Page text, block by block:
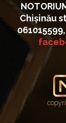
Chișinău